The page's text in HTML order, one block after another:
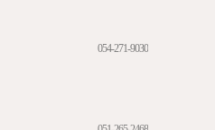
054-271-9030